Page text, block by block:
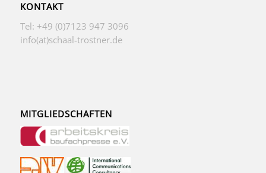
KONTAKT
Tel: +49 (0)7123 947 3096
info(at)schaal-trostner.de
MITGLIEDSCHAFTEN